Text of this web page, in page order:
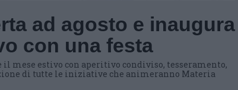
ad agosto e inaugura
con una festa
mese estivo con aperitivo condiviso, tesseramento,
di tutte le iniziative che animeranno Materia